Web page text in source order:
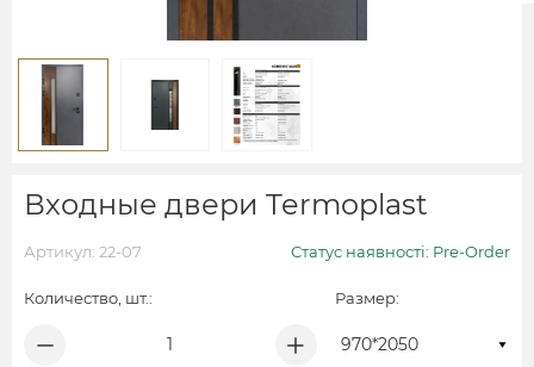
Входные двери Termoplast
Артикул: 22-07 Статус наявності: Pre-Order
Количество, шт.: Размер: